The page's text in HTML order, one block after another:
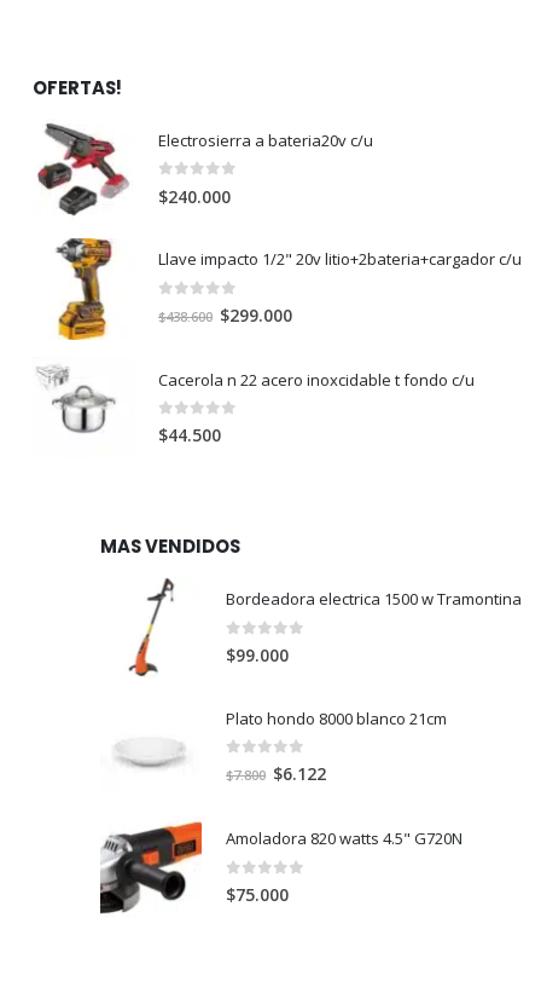
OFERTAS!
Electrosierra a bateria20v c/u
0
$240.000
Llave impacto 1/2" 20v litio+2bateria+cargador c/u
out of 5
$438.600 El
era:
$438.600.
$299.000El
es:
Cacerola n 22 acero inoxcidable t fondo c/u
0 out of 5
$44.500
MAS VENDIDOS
Bordeadora electrica 1500 w Tramontina
0 out of 5
$99.000
Plato hondo 8000 blanco 21cm
out of 5
$7.800 El
era:
$7.800.
$6.122El
es:
Amoladora 820 watts 4.5" G720N
0
$75.000